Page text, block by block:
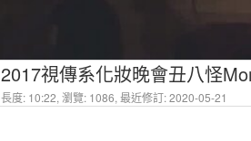
2017視傳系化妝晚會丑八怪
長度: 10:22, 瀏覽: 1086, 最近修訂: 2020-05-21